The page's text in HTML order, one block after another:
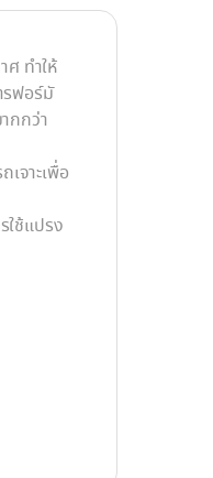
ศ ทำให้
รฟอร์มั
กกว่า
จาะเพื่อ
ใช้แปรง